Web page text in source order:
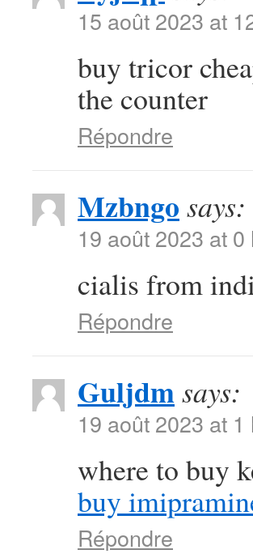
15 août 2023 at
buy tricor
the counter
Répondre
Mzbngo says:
19 août 2023 at 0
cialis from
Répondre
Guljdmsays:
19 août 2023 at 1
where to buy
buy
Répondre